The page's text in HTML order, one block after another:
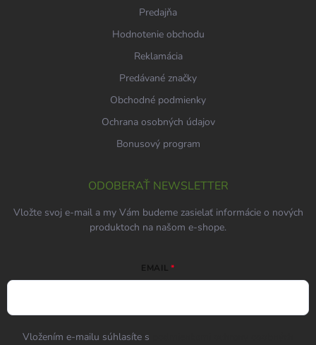
Predajňa
Hodnotenie obchodu
Reklamácia
Predávané značky
Obchodné podmienky
Ochrana osobných údajov
Bonusový program
ODOBERAŤ NEWSLETTER
Vložte svoj e-mail a my Vám budeme zasielať informácie o nových
produktoch na našom e-shope.
EMAIL
Vložením e-mailu súhlasíte s